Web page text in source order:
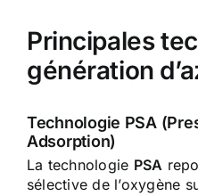
Principales
génération
Technologie PSA
Adsorption)
La technologie PSA
sélective de l’oxygène